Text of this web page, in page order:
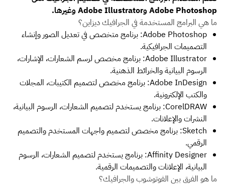
Adobe Photoshop وAdobe Illustrator وغيرها.
ما هي البرامج المستخدمة في الجرافيك ديزاين؟
Adobe Photoshop: برنامج متخصص في تعديل الصور وإنشاء
التصميمات الجرافيكية.
Adobe Illustrator: برنامج مخصص لرسم الشعارات، الإشارات،
الرسوم البيانية والخرائط الذهنية.
Adobe InDesign: برنامج مخصص لتصميم الكتيبات، المجلات
والكتب الإلكترونية.
CorelDRAW: برنامج يستخدم لتصميم الشعارات، الرسوم البيانية،
النشرات والإعلانات.
Sketch: برنامج مخصص لتصميم واجهات المستخدم والتصميم
الرقمي.
Affinity Designer: برنامج يستخدم لتصميم الشعارات، الرسوم
البيانية، الإعلانات والتصميمات الرقمية.
ما هو الفرق بين الفوتوشوب والجرافيك؟